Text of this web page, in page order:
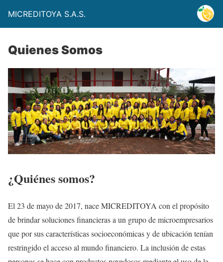
MICREDITOYA S.A.S.
Quienes Somos
¿Quiénes somos?
El 23 de mayo de 2017, nace MICREDITOYA con el propósito
de brindar soluciones financieras a un grupo de microempresarios
que por sus características socioeconómicas y de ubicación tenían
restringido el acceso al mundo financiero. La inclusión de estas